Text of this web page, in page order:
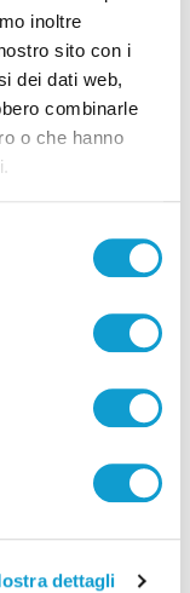
inoltre
sito con i
dei dati web,
combinarle
o che hanno
dettagli